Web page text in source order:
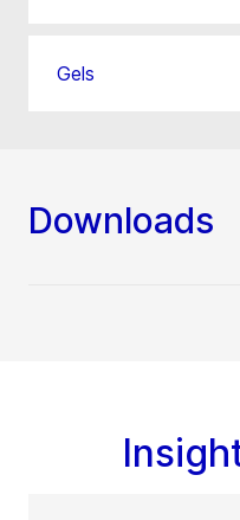
Gels
Downloads